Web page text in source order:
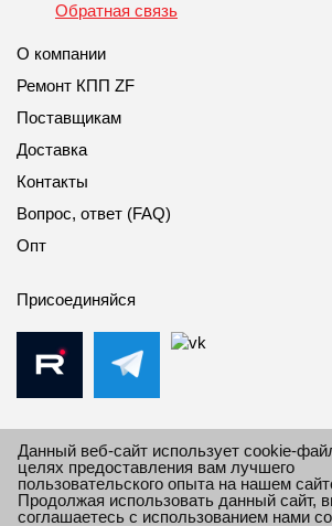
Обратная связь
О компании
Ремонт КПП ZF
Поставщикам
Доставка
Контакты
Вопрос, ответ (FAQ)
Опт
Присоединяйся
© 2010-2026 Все права защищены
Информация сайта защищена законом
Данный веб-сайт использует cookie-
целях предоставления вам лучшего
пользовательского опыта на нашем
Продолжая использовать данный сайт,
соглашаетесь с использованием нами